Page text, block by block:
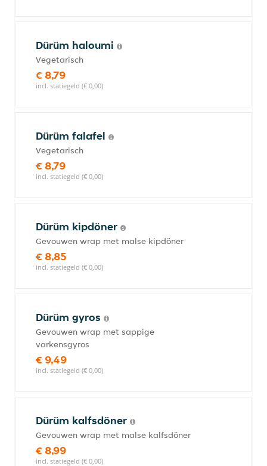
Dürüm haloumi
Vegetarisch
€ 8,79
incl. statiegeld (€ 0,00)
Dürüm falafel
Vegetarisch
€ 8,79
incl. statiegeld (€ 0,00)
Dürüm kipdöner
Gevouwen wrap met malse kipdöner
€ 8,85
incl. statiegeld (€ 0,00)
Dürüm gyros
Gevouwen wrap met sappige
varkensgyros
€ 9,49
incl. statiegeld (€ 0,00)
Dürüm kalfsdöner
Gevouwen wrap met malse kalfsdöner
€ 8,99
incl. statiegeld (€ 0,00)